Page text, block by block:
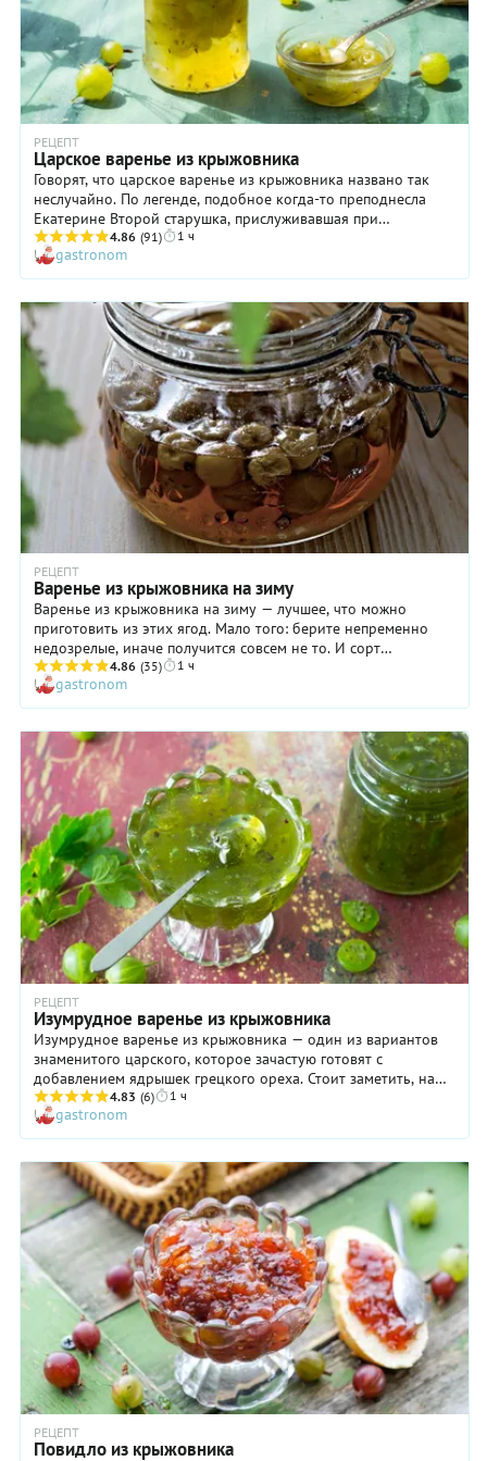
РЕЦЕПТ
Царское варенье из крыжовника
Говорят, что царское варенье из крыжовника названо так
неслучайно. По легенде, подобное когда-то преподнесла
Екатерине Второй старушка, прислуживавшая при
дворцовой кухне. Дело в том, что императрица однажды
заступилась за внука женщины, которого хотели наказать за
провинность. Вот бабушка и решила отблагодарить
подарок понравился настолько, что она повелела готовить
царское варенье из крыжовника и впредь. Правдива ли эта
история, мы не беремся судить, но смело можем сказать, что
такое лакомство действительно достойно внимания даже
самых искушенных гурманов!
4.86 (91) 1 ч
gastronom
РЕЦЕПТ
Варенье из крыжовника на зиму
Варенье из крыжовника на зиму — лучшее, что можно
приготовить из этих ягод. Мало того: берите непременно
недозрелые, иначе получится совсем не то. И сорт
крыжовника в данном случае практически не имеет
значения: только у неспелых ягод косточки довольно
мягкие, поэтому вынимать их вам не придется. Кроме того,
именно такой крыжовник придаст варенью приятный
кисловатый вкус, за который мы и ценим это блюдо. Однако
процесс его приготовление стоит планировать, что
называется, с умом! Дело в том, что основой сиропа варенья
из крыжовника служит настой ароматных вишневых листьев,
на получение которого требуется время — около 8–9 часов.
Обязательно учитывайте это, если вдруг вы собрались
приурочить подачу лакомства на стол к определенному
времени.
4.86 (35) 1 ч
gastronom
РЕЦЕПТ
Изумрудное варенье из крыжовника
Изумрудное варенье из крыжовника — один из вариантов
знаменитого царского, которое зачастую готовят с
добавлением ядрышек грецкого ореха. Стоит заметить, наша
версия, упрощенная, ничуть не хуже! В основе этого варенья
из крыжовника, опять же, настой вишневых листьев, который
отвечает не только за аромат блюда, но и за его красивый
цвет. Ягоды же получаются полупрозрачными, сочными,
необыкновенное вкусными. Проверьте в деле наш рецепт
изумрудного варенья из крыжовника: попробовав это
лакомство, близкие и гости вашего дома будут просто в
восторге!
4.83 (6) 1 ч
gastronom
РЕЦЕПТ
Повидло из крыжовника